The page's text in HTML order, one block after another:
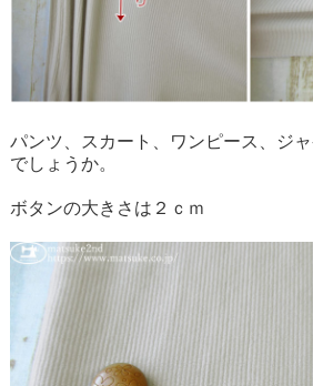
パンツ、スカート、ワンピース、ジ
でしょうか。
ボタンの大きさは２ｃｍ